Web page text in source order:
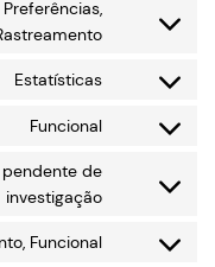
complianz
Preferências,
Consent
Estatísticas Consent
service
google-
Funcional Consent
wordpress
pendente de
investigação
Consent
Funcional Consent